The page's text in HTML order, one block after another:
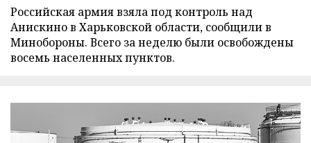
Российская армия взяла под контроль над
Анискино в Харьковской области, сообщили в
Минобороны. Всего за неделю были освобождены
восемь населенных пунктов.